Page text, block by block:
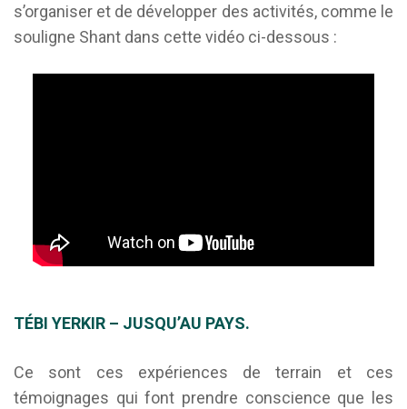
s’organiser et de développer des activités, comme le
souligne Shant dans cette vidéo ci-dessous :
TÉBI YERKIR – JUSQU’AU PAYS.
Ce sont ces expériences de terrain et ces
témoignages qui font prendre conscience que les